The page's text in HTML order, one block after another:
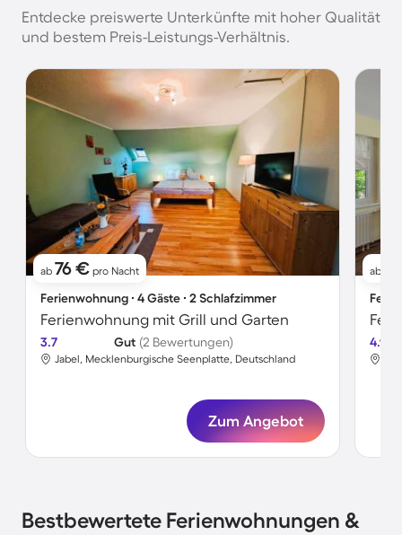
Entdecke preiswerte Unterkünfte mit hoher Qualität
und bestem Preis-Leistungs-Verhältnis.
ab 76 € pro Nacht
Ferienwohnung ∙ 4 Gäste ∙ 2 Schlafzimmer
Ferienwohnung mit Grill und Garten
3.7 Gut (2 Bewertungen)
Jabel, Mecklenburgische Seenplatte, Deutschland
Zum Angebot
ab
4.9
Bestbewertete Ferienwohnungen &